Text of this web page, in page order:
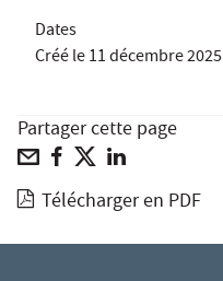
Dates
Créé le11 décembre 2025
Partager cette page
Télécharger en PDF